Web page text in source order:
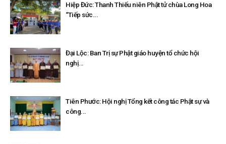
Hiệp Đức: Thanh Thiếu niên Phật tử chùa Long Hoa
“Tiếp sức...
Đại Lộc: Ban Trị sự Phật giáo huyện tổ chức hội
nghị...
Tiên Phước: Hội nghị Tổng kết công tác Phật sự và
công...